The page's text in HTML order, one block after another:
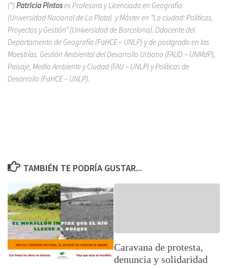
(*) Patricia Pintoses Profesora y Licenciada en Geografía
(Universidad Nacional de La Plata) y Máster en “La ciudad: Políticas,
Proyectos y Gestión” (Universidad de Barcelona). Ddocente del
Departamento de Geografía (FaHCE – UNLP) y de postgrado en las
Maestrías: Gestión Ambiental del Desarrollo Urbano (FAUD – UNMdP),
Paisaje, Medio Ambiente y Ciudad (FAU – UNLP) y Políticas de
Desarrollo (FaHCE – UNLP).
TAMBIÉN TE PODRÍA GUSTAR...
Caravana de protesta,
denuncia y solidaridad